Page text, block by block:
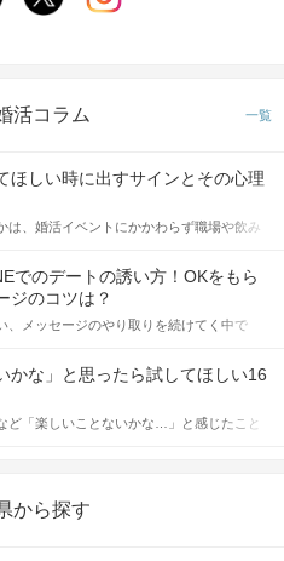
活コラム 一覧
ほしい時に出すサインとその心理
は、婚活イベントにかかわらず職場や飲み
にも左右されます。 これから恋人作りを本
いる方は、女性が異性を求めて出すサイン
正しい行動に移せるかどうかが重要。 この
かけて欲しい時に出すサインとその心理を
繋げるべきかをご紹介していきます。
でのデートの誘い方！OKをもら
ジのコツは？
、メッセージのやり取りを続けてく中で
誘ったらいいの？」とお困りの男性もいら
しょうか。 そこで今回は、男性から女性へ
誘い方のコツをご紹介します。例文も混じ
、ぜひ参考にしてください。
かな」と思ったら試してほしい16
ど「楽しいことないかな…」と感じたこと
を集めました♪ いままさに楽しいことを探し
から探す